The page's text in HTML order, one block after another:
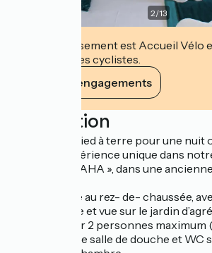
2/13
Cet établissement est Accueil Vélo
accueillir des cyclistes.
Voir ses engagements
Description
Besoin d’un pied à terre pour une nuit
vivre une expérience unique dans
d’hôtes « OMAHA », dans une
Elle est située au rez- de- chaussée,
indépendante et vue sur le jardin
convient pour 2 personnes maximum
lits de 90). Une salle de douche et